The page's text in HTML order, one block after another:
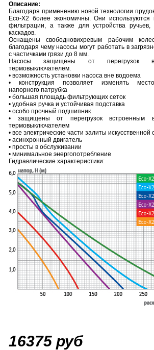
Описание:
Благодаря применению новой технологии
Eco-X2 более экономичны. Они используются
фильтрации, а также для устройства ручьев,
каскадов.
Оснащены свободновихревым рабочим
благодаря чему насосы могут работать в
с частичками грязи до 8 мм.
Насосы защищены от перегрузок
термовыключателем.
• возможность установки насоса вне водоема
• конструкция позволяет изменять
напорного патрубка
• большая площадь фильтрующих сеток
• удобная ручка и устойчивая подставка
• особо прочный подшипник
• защищены от перегрузок встроенным
термовыключателем
• все электрические части залиты искусственной
• асинхронный двигатель
• просты в обслуживании
• минимальное энергопотребление
Гидравлические характеристики:
16375 руб